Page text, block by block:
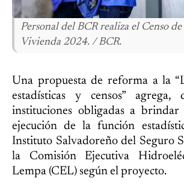
Personal del BCR realiza el Censo
Vivienda 2024. / BCR.
Una propuesta de reforma a la
estadísticas y censos”
instituciones obligadas a
ejecución de la función
Instituto Salvadoreño del Seguro
la Comisión Ejecutiva
Lempa (CEL) según el proyecto.